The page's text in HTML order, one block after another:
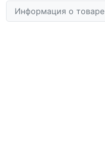
Информация о товаре